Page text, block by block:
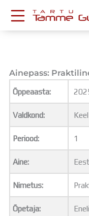
content
Postkast
Drive
Tamme TV
Tamme
Kooliraadio
Koorilaul
Tunniplaan
Õppekava
Ainepassid
Huviringid
Ainepass:
Õppeaasta:
Valdkond:
Periood: 1
Aine:
Nimetus:
Õpetaja: